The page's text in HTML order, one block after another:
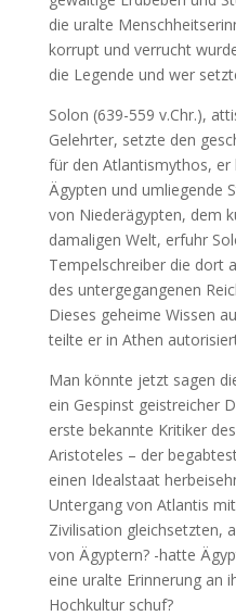
die uralte
korrupt und verrucht
die Legende und wer
Solon (639-559 v.Chr.),
Gelehrter, setzte den
für den Atlantismythos, er
Ägypten und umliegende
von Niederägypten, dem
damaligen Welt, erfuhr
Tempelschreiber die dort
des untergegangenen
Dieses geheime Wissen
teilte er in Athen
Man könnte jetzt sagen
ein Gespinst geistreicher
erste bekannte Kritiker
Aristoteles – der
einen Idealstaat
Untergang von Atlantis
Zivilisation gleichsetzten,
von Ägyptern? -hatte
eine uralte Erinnerung an
Hochkultur schuf?